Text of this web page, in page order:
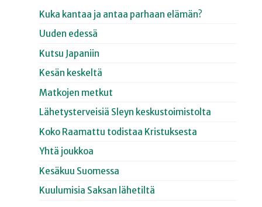
Kuka kantaa ja antaa parhaan elämän?
Uuden edessä
Kutsu Japaniin
Kesän keskeltä
Matkojen metkut
Lähetysterveisiä Sleyn keskustoimistolta
Koko Raamattu todistaa Kristuksesta
Yhtä joukkoa
Kesäkuu Suomessa
Kuulumisia Saksan lähetiltä